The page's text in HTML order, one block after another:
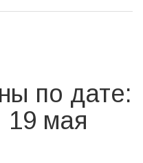
по дате:
19 мая